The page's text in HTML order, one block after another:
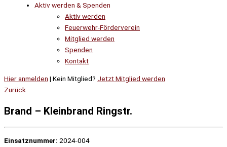
Aktiv werden & Spenden
Aktiv werden
Feuerwehr-Förderverein
Mitglied werden
Spenden
Kontakt
Hier anmelden | Kein Mitglied? Jetzt Mitglied werden
Zurück
Brand – Kleinbrand Ringstr.
Einsatznummer: 2024-004